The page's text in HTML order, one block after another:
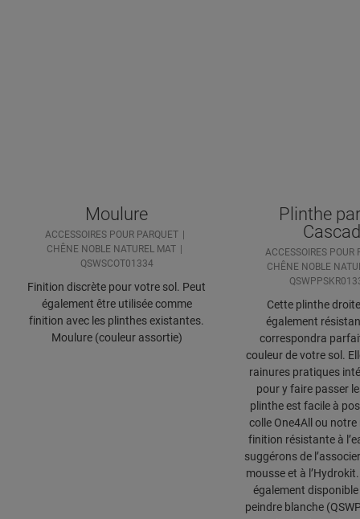
Moulure
ACCESSOIRES POUR PARQUET
CHÊNE NOBLE NATUREL MAT
QSWSCOT01334
Finition discrète pour votre sol. Peut
également être utilisée comme
finition avec les plinthes existantes.
Moulure (couleur assortie)
Plinthe
ACCESSOIRES POUR
CHÊNE NOBLE
Cette plinthe
également
correspondra
couleur de votre sol.
rainures pratiques
pour y faire passer
plinthe est facile à
colle One4All ou
finition résistante à
suggérons de
mousse et à
également
peindre blanche